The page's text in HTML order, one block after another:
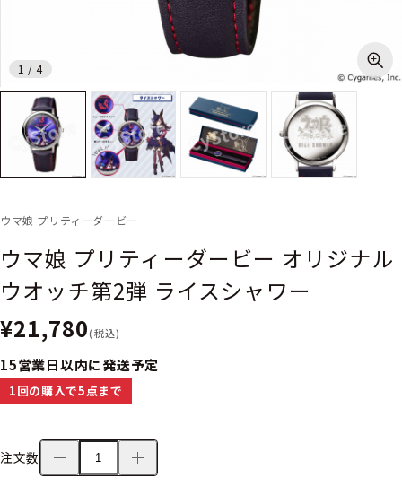
1 / 4
ウマ娘 プリティーダービー
ウマ娘 プリティーダービー オリジナル
ウオッチ第2弾 ライスシャワー
¥21,780(税込)
15営業日以内に発送予定
1回の購入で5点まで
注文数